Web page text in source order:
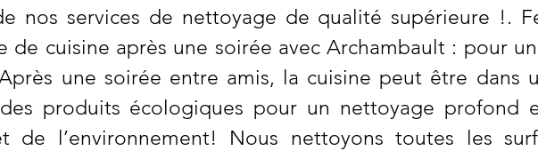
nos services de nettoyage de qualité supérieure !.
de cuisine après une soirée avec Archambault : pour
une soirée entre amis, la cuisine peut être dans
produits écologiques pour un nettoyage profond
de l’environnement! Nous nettoyons toutes les